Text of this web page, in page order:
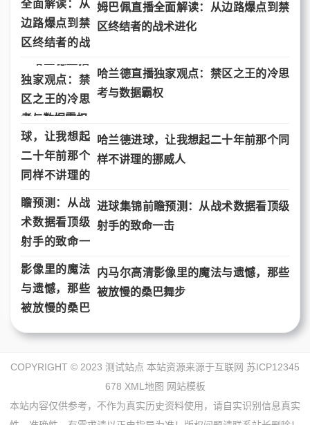
姆巴佩直播全面解读：从边路爆点到禁
区终结者的战术进化
哈兰德直播独家观点：禁区之王的冷思
考与数据霸权
哈兰德进球，让我想起二十年前那个同
样不讲理的挪威人
进球集锦前瞻预测：从战术数据看顶级
射手的致命一击
内马尔高清影像里的魔法与遗憾，那些
被放慢的桑巴舞步
COPYRIGHT © 2023 测试站点 本站资源来源于互联网 苏ICP12345
678 XML地图 网站模板
本站内容仅供参考，不作为真实历史资料使用，请自实识别信息真实